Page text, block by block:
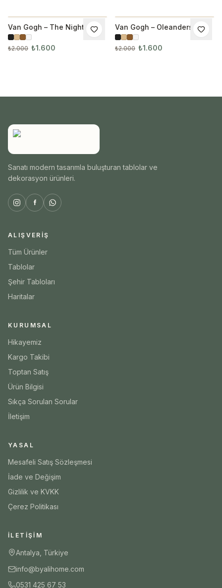
İNDIRIM
Van Gogh – The Night Café
Tablo
₺2.000 ₺1.600
İNDIRIM
Van Gogh – Oleanders
Tablo
₺2.000 ₺1.600
Sanatı modern tasarımla buluşturan tablolar ve
dekorasyon ürünleri.
ALIŞVERIŞ
Tüm Ürünler
Tablolar
Şehir Tabloları
Haritalar
KURUMSAL
Hikayemiz
Kargo Takibi
Toptan Satış
Ürün Bilgisi
Sıkça Sorulan Sorular
İletişim
YASAL
Mesafeli Satış Sözleşmesi
İade ve Değişim
Gizlilik ve KVKK
Çerez Politikası
İLETIŞIM
Antalya, Türkiye
info@byalihome.com
0531 425 67 53